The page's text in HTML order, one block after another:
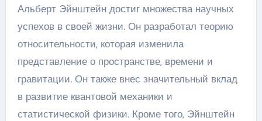
Альберт Эйнштейн достиг множества научных
успехов в своей жизни. Он разработал теорию
относительности, которая изменила
представление о пространстве, времени и
гравитации. Он также внес значительный вклад
в развитие квантовой механики и
статистической физики. Кроме того, Эйнштейн